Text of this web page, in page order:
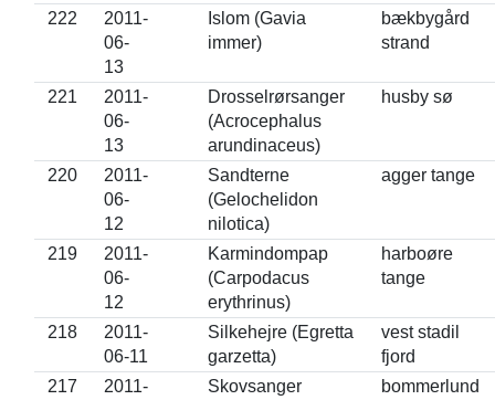
222
2011-
06-
13
Islom (Gavia
immer)
bækbygård
strand
221
2011-
06-
13
Drosselrørsanger
(Acrocephalus
arundinaceus)
husby sø
220
2011-
06-
12
Sandterne
(Gelochelidon
nilotica)
agger tange
219
2011-
06-
12
Karmindompap
(Carpodacus
erythrinus)
harboøre
tange
218
2011-
06-11
Silkehejre (Egretta
garzetta)
vest stadil
fjord
217
2011-
Skovsanger
bommerlund